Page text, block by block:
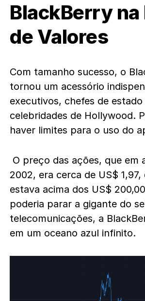
BlackBerry na
de Valores
Com tamanho sucesso, o
tornou um acessório
executivos, chefes de estado
celebridades de Hollywood.
haver limites para o uso do
O preço das ações, que em
2002, era cerca de US$ 1,97,
estava acima dos US$
poderia parar a gigante do
telecomunicações, a
em um oceano azul infinito.